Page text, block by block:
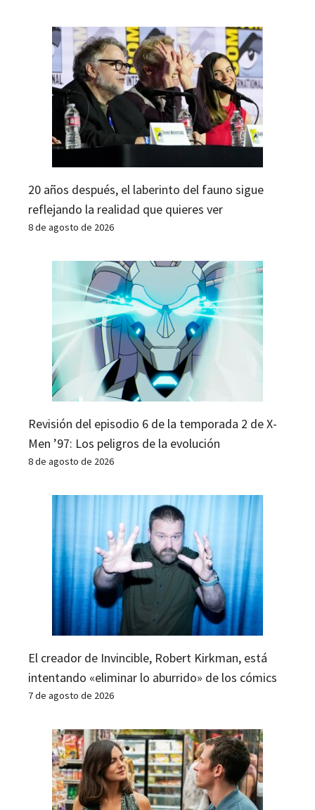
20 años después, el laberinto del fauno sigue
reflejando la realidad que quieres ver
8 de agosto de 2026
Revisión del episodio 6 de la temporada 2 de X-
Men ’97: Los peligros de la evolución
8 de agosto de 2026
El creador de Invincible, Robert Kirkman, está
intentando «eliminar lo aburrido» de los cómics
7 de agosto de 2026